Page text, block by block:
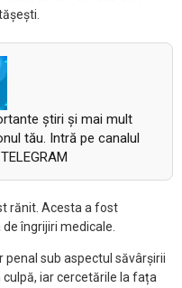
știri și mai mult
tău. Intră pe canalul
rănit. Acesta a fost
îngrijiri medicale.
penal sub aspectul săvârșirii
iar cercetările la fața